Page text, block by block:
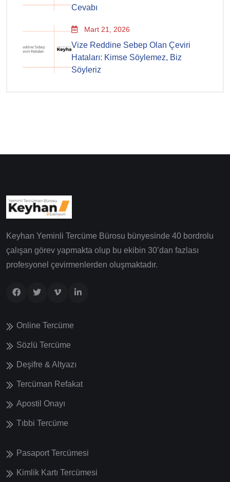
Cevabı
Mart 21, 2026
Vize Reddine Sebep Olan Çeviri
Hataları: Kimse Söylemez, Biz
Söyleriz
Keyhan Yeminli Tercüme Bürosu bünyesinde 40 bordrolu
çalışan görev yapmakta olup bu ekibin 30’dan fazlası
profesyonel çevirmenlerden oluşmaktadır.
Online Tercüme
Sözlü Tercüme
Deşifre & Altyazı
Tercüman Refakat
Apostil Onayı
Tıbbi Tercüme
Pasaport Tercümesi
Kimlik Kartı Tercümesi